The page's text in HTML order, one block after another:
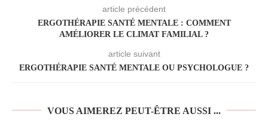
article précédent
ERGOTHÉRAPIE SANTÉ MENTALE : COMMENT
AMÉLIORER LE CLIMAT FAMILIAL ?
article suivant
ERGOTHÉRAPIE SANTÉ MENTALE OU PSYCHOLOGUE ?
VOUS AIMEREZ PEUT-ÊTRE AUSSI ...